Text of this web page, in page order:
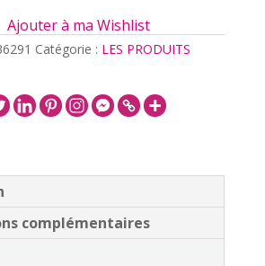
Ajouter à ma Wishlist
Catégorie : LES PRODUITS
complémentaires